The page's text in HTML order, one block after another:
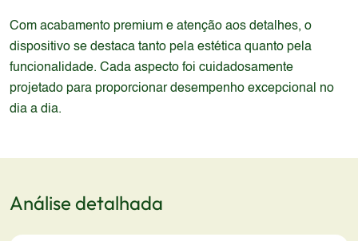
Com acabamento premium e atenção aos detalhes, o
dispositivo se destaca tanto pela estética quanto pela
funcionalidade. Cada aspecto foi cuidadosamente
projetado para proporcionar desempenho excepcional no
dia a dia.
Análise detalhada